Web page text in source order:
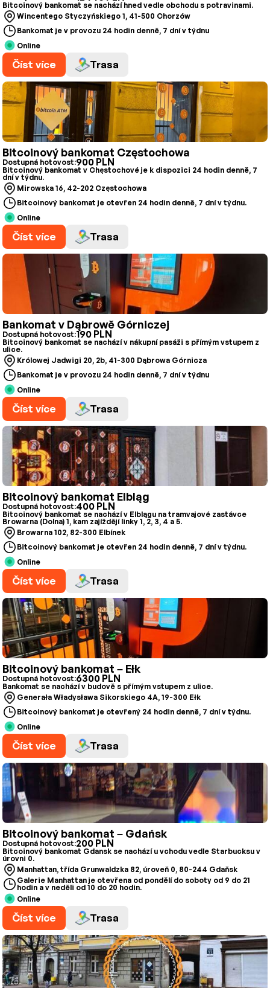
Bitcoinový bankomat se nachází hned vedle obchodu s potravinami.
Wincentego Styczyńskiego 1, 41-500 Chorzów
Bankomat je v provozu 24 hodin denně, 7 dní v týdnu
Online
Číst více Trasa
Bitcoinový bankomat Częstochowa
Dostupná hotovost:900 PLN
Bitcoinový bankomat v Chęstochové je k dispozici 24 hodin denně, 7
dní v týdnu.
Mirowska 16, 42-202 Częstochowa
Bitcoinový bankomat je otevřen 24 hodin denně, 7 dní v týdnu.
Online
Číst více Trasa
Bankomat v Dąbrowě Górniczej
Dostupná hotovost:190 PLN
Bitcoinový bankomat se nachází v nákupní pasáži s přímým vstupem z
ulice.
Królowej Jadwigi 20, 2b, 41-300 Dąbrowa Górnicza
Bankomat je v provozu 24 hodin denně, 7 dní v týdnu
Online
Číst více Trasa
Bitcoinový bankomat Elbląg
Dostupná hotovost:400 PLN
Bitcoinový bankomat se nachází v Elblągu na tramvajové zastávce
Browarna (Dolna) 1, kam zajíždějí linky 1, 2, 3, 4 a 5.
Browarna 102, 82-300 Elbínek
Bitcoinový bankomat je otevřen 24 hodin denně, 7 dní v týdnu.
Online
Číst více Trasa
Bitcoinový bankomat – Ełk
Dostupná hotovost:6300 PLN
Bankomat se nachází v budově s přímým vstupem z ulice.
Generała Władysława Sikorskiego 4A, 19-300 Ełk
Bitcoinový bankomat je otevřený 24 hodin denně, 7 dní v týdnu.
Online
Číst více Trasa
Bitcoinový bankomat – Gdańsk
Dostupná hotovost:200 PLN
Bitcoinový bankomat Gdansk se nachází u vchodu vedle Starbucksu v
úrovni 0.
Manhattan, třída Grunwaldzka 82, úroveň 0, 80-244 Gdaňsk
Galerie Manhattan je otevřena od pondělí do soboty od 9 do 21
hodin a v neděli od 10 do 20 hodin.
Online
Číst více Trasa